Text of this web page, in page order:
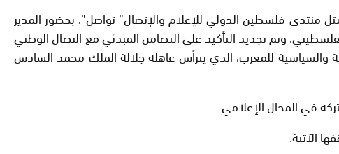
منتدى فلسطين الدولي للإعلام والإتصال” تواصل”، بحضور المدير
وتم تجديد التأكيد على التضامن المبدئي مع النضال الوطني
والسياسية للمغرب، الذي يترأس عاهله جلالة الملك محمد السادس
في المجال الإعلامي.
الآتية: